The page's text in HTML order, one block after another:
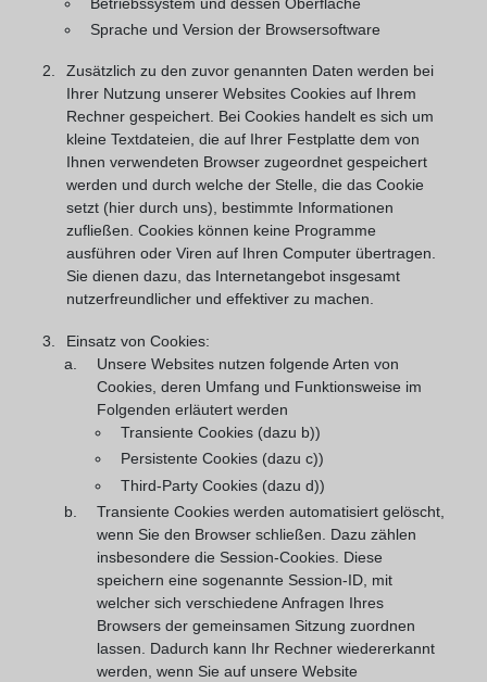
Sprache und Version der Browsersoftware
Zusätzlich zu den zuvor genannten Daten werden bei
Ihrer Nutzung unserer Websites Cookies auf Ihrem
Rechner gespeichert. Bei Cookies handelt es sich um
kleine Textdateien, die auf Ihrer Festplatte dem von
Ihnen verwendeten Browser zugeordnet gespeichert
werden und durch welche der Stelle, die das Cookie
setzt (hier durch uns), bestimmte Informationen
zufließen. Cookies können keine Programme
ausführen oder Viren auf Ihren Computer übertragen.
Sie dienen dazu, das Internetangebot insgesamt
nutzerfreundlicher und effektiver zu machen.
Einsatz von Cookies:
Unsere Websites nutzen folgende Arten von
Cookies, deren Umfang und Funktionsweise im
Folgenden erläutert werden
Transiente Cookies (dazu b))
Persistente Cookies (dazu c))
Third-Party Cookies (dazu d))
Transiente Cookies werden automatisiert gelöscht,
wenn Sie den Browser schließen. Dazu zählen
insbesondere die Session-Cookies. Diese
speichern eine sogenannte Session-ID, mit
welcher sich verschiedene Anfragen Ihres
Browsers der gemeinsamen Sitzung zuordnen
lassen. Dadurch kann Ihr Rechner wiedererkannt
werden, wenn Sie auf unsere Website